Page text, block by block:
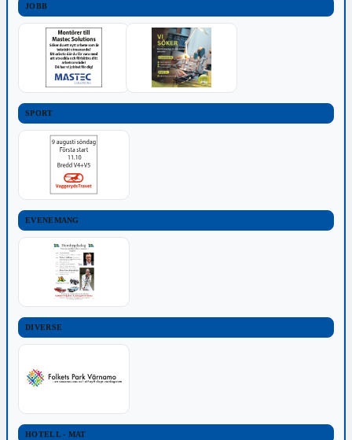
JOBB
SPORT
EVENEMANG
DIVERSE
HOTELL - MAT